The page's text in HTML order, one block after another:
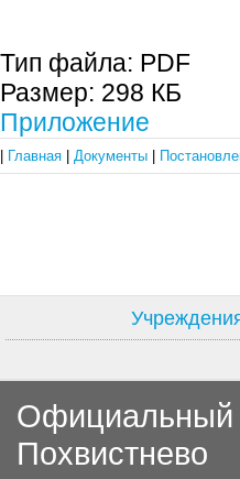
Тип файла: PDF
Размер: 298 КБ
Приложение
Главная Документы